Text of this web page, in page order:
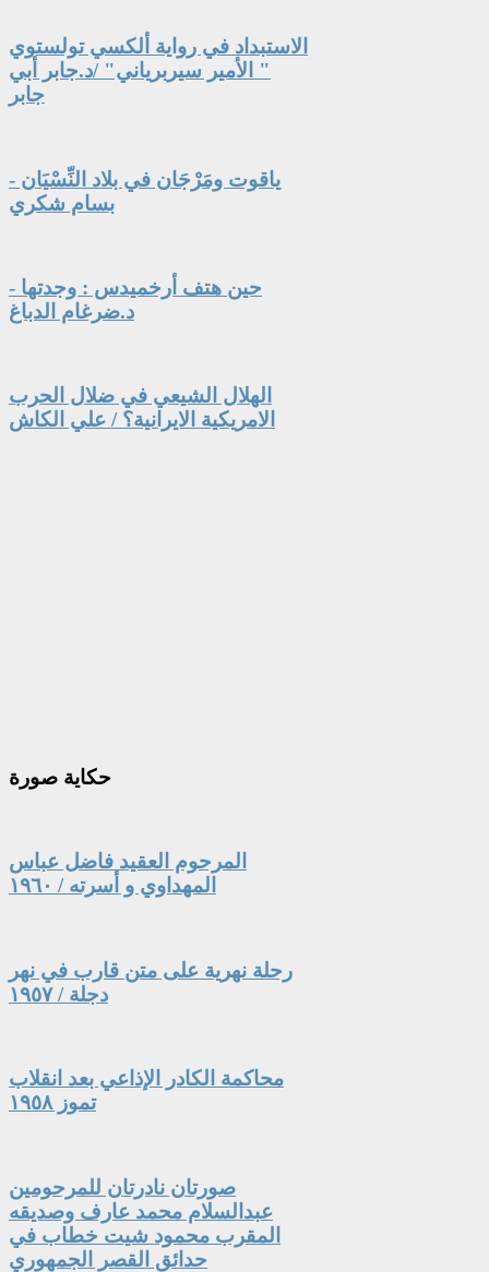
الاستبداد في رواية ألكسي تولستوي
" الأمير سيربرياني" /د.جابر أبي
جابر
ياقوت ومَرْجَان في بلاد النِّسْيَان -
بسام شكري
حين هتف أرخميدس : وجدتها -
د.ضرغام الدباغ
الهلال الشيعي في ضلال الحرب
الامريكية الايرانية؟ / علي الكاش
حكاية صورة
المرحوم العقيد فاضل عباس
المهداوي و أسرته / ١٩٦٠
رحلة نهرية على متن قارب في نهر
دجلة / ١٩٥٧
محاكمة الكادر الإذاعي بعد انقلاب
تموز ١٩٥٨
صورتان نادرتان للمرحومين
عبدالسلام محمد عارف وصديقه
المقرب محمود شيت خطاب في
حدائق القصر الجمهوري